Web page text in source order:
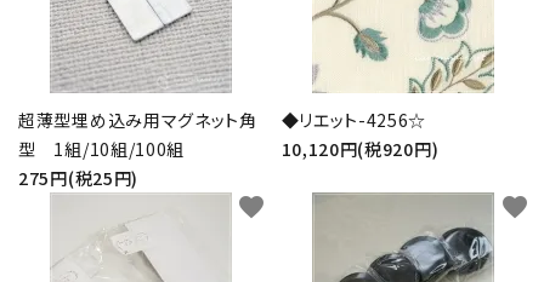
超薄型埋め込み用マグネット角
型 1組/10組/100組
275円(税25円)
◆リエット-4256☆
10,120円(税920円)
favorite favorite